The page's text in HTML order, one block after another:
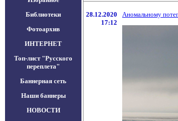
Библиотеки
Фотоархив
ИНТЕРНЕТ
Топ-лист "Русского
переплета"
Баннерная сеть
Наши баннеры
НОВОСТИ
28.12.2020
17:12
Аномальному